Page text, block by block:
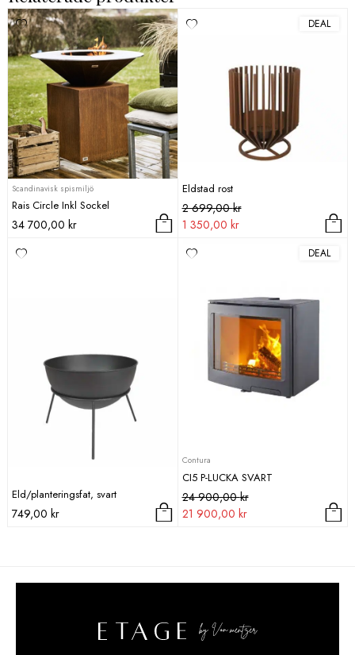
Scandinavisk spismiljö
Rais Circle Inkl Sockel
34 700,00 kr
DEAL
Eldstad rost
2 699,00kr
Det
ursprungliga
var:
1 350,00 kr
Det
nuvarande
är:
Eld/planteringsfat, svart
749,00 kr
DEAL
Contura
CI5 P-LUCKA SVART
24 900,00kr
Det
ursprungliga
900,00 kr.
21 900,00 kr
Det
nuvarande
900,00 kr.